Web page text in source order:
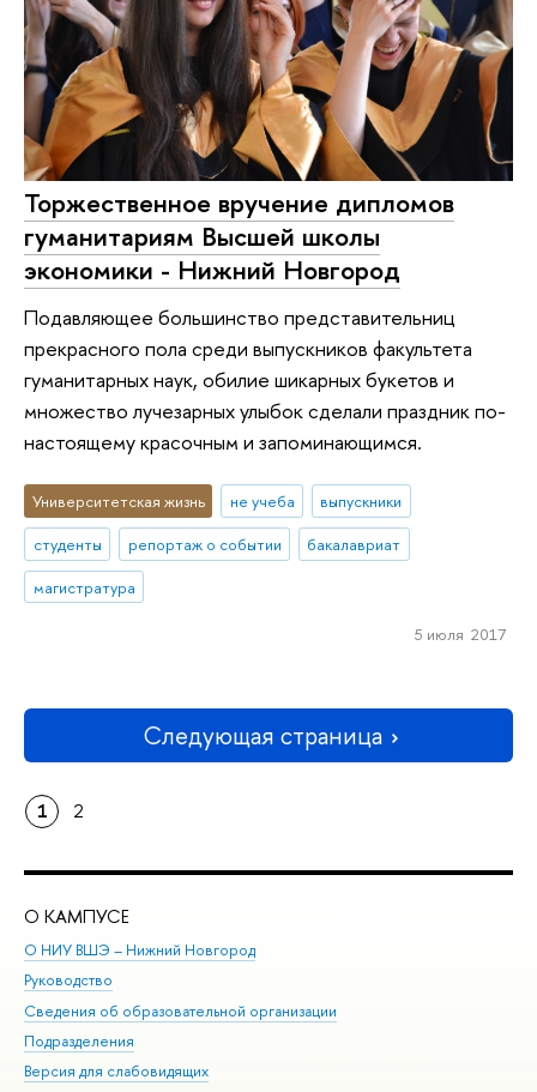
Торжественное вручение дипломов
гуманитариям Высшей школы
экономики - Нижний Новгород
Подавляющее большинство представительниц
прекрасного пола среди выпускников факультета
гуманитарных наук, обилие шикарных букетов и
множество лучезарных улыбок сделали праздник по-
настоящему красочным и запоминающимся.
Университетская жизнь не учеба
выпускники
студенты
репортаж о событии
бакалавриат
магистратура
5 июля 2017
Следующая страница
1 2
О КАМПУСЕ
О НИУ ВШЭ – Нижний Новгород
Руководство
Сведения об образовательной организации
Подразделения
Версия для слабовидящих